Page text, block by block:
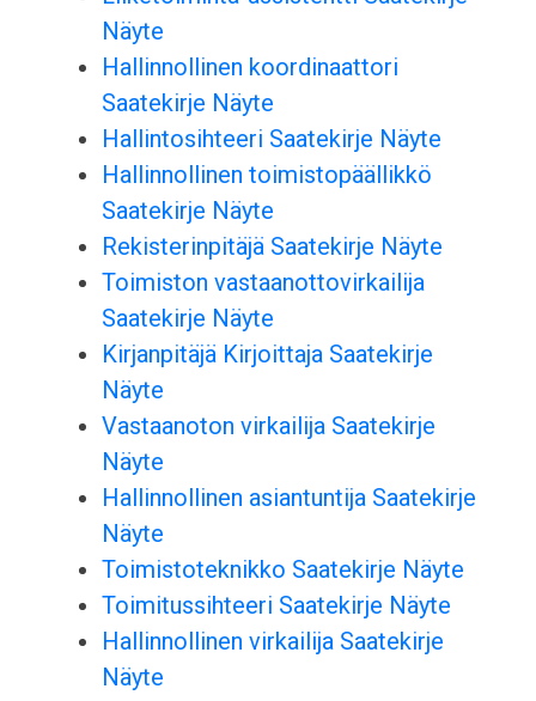
Näyte
Hallinnollinen koordinaattori
Saatekirje Näyte
Hallintosihteeri Saatekirje Näyte
Hallinnollinen toimistopäällikkö
Saatekirje Näyte
Rekisterinpitäjä Saatekirje Näyte
Toimiston vastaanottovirkailija
Saatekirje Näyte
Kirjanpitäjä Kirjoittaja Saatekirje
Näyte
Vastaanoton virkailija Saatekirje
Näyte
Hallinnollinen asiantuntija Saatekirje
Näyte
Toimistoteknikko Saatekirje Näyte
Toimitussihteeri Saatekirje Näyte
Hallinnollinen virkailija Saatekirje
Näyte